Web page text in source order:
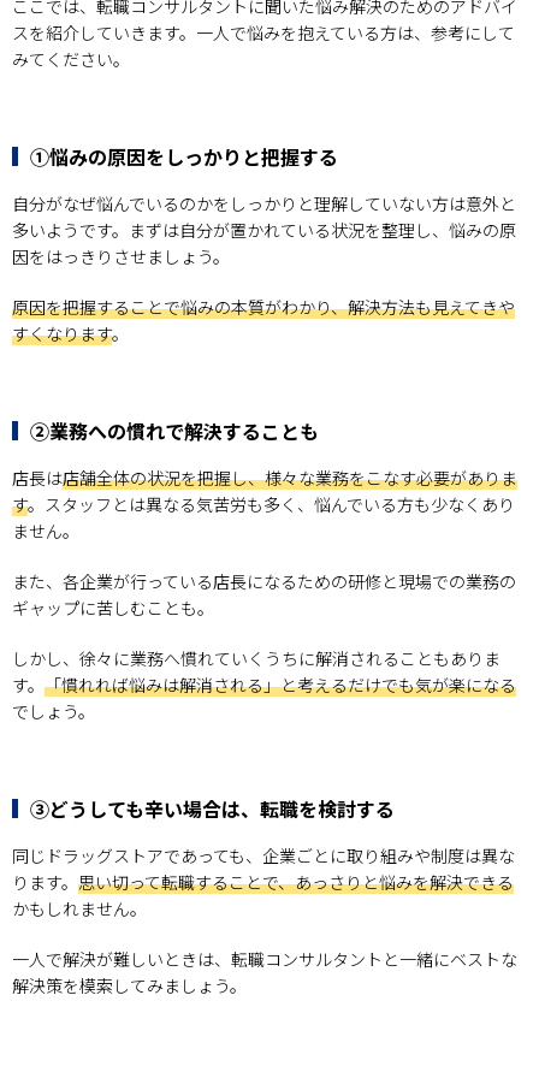
ここでは、転職コンサルタントに聞いた悩み解決のためのアドバイ
スを紹介していきます。一人で悩みを抱えている方は、参考にして
みてください。
①悩みの原因をしっかりと把握する
自分がなぜ悩んでいるのかをしっかりと理解していない方は意外と
多いようです。まずは自分が置かれている状況を整理し、悩みの原
因をはっきりさせましょう。
原因を把握することで悩みの本質がわかり、解決方法も見えてきや
すくなります。
②業務への慣れで解決することも
店長は店舗全体の状況を把握し、様々な業務をこなす必要がありま
す。スタッフとは異なる気苦労も多く、悩んでいる方も少なくあり
ません。
また、各企業が行っている店長になるための研修と現場での業務の
ギャップに苦しむことも。
しかし、徐々に業務へ慣れていくうちに解消されることもありま
す。 「慣れれば悩みは解消される」と考えるだけでも気が楽になる
でしょう。
③どうしても辛い場合は、転職を検討する
同じドラッグストアであっても、企業ごとに取り組みや制度は異な
ります。 思い切って転職することで、あっさりと悩みを解決できる
かもしれません。
一人で解決が難しいときは、転職コンサルタントと一緒にベストな
解決策を模索してみましょう。